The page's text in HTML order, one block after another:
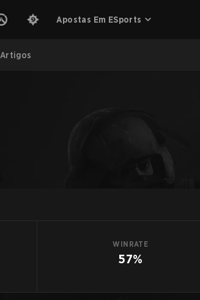
Apostas Em ESports
Artigos
WINRATE
57%